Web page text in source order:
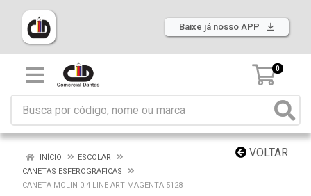
Baixe já nosso APP
0
VOLTAR
INÍCIO
ESCOLAR
CANETAS ESFEROGRAFICAS
CANETA MOLIN 0.4 LINE ART MAGENTA 5128